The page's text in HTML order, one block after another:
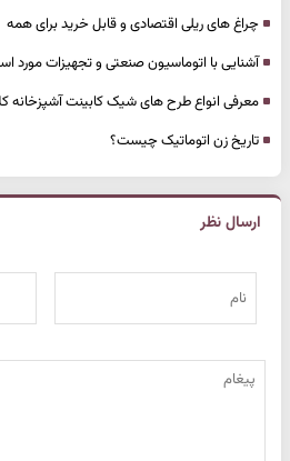
چراغ‌ های ریلی اقتصادی و قابل خرید برای همه
آشنایی با اتوماسیون صنعتی و تجهیزات مورد
معرفی انواع طرح‌ های شیک کابینت آشپزخانه
تاریخ زن اتوماتیک چیست؟
ارسال نظر